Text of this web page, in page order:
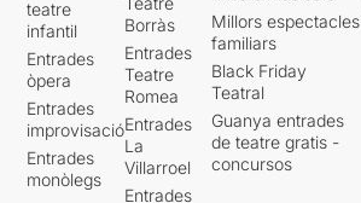
teatre
infantil
Entrades
òpera
Entrades
improvisació
Entrades
monòlegs
Borràs
Entrades
Teatre
Romea
Entrades
La
Villarroel
Entrades
Millors espectacles
familiars
Black Friday
Teatral
Guanya entrades
de teatre gratis -
concursos